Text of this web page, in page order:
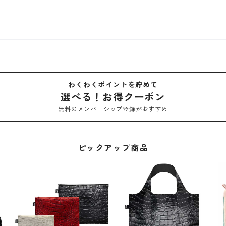
わくわくポイントを貯めて
選べる！お得クーポン
無料のメンバーシップ登録がおすすめ
ピックアップ商品